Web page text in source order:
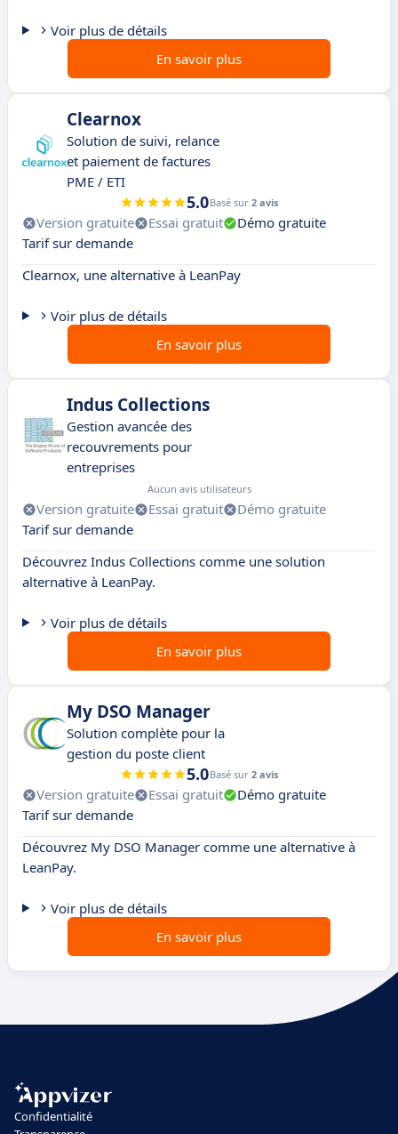
Voir plus de détails
En savoir plus
Clearnox
Solution de suivi, relance
et paiement de factures
PME / ETI
5.0Basé sur 2 avis
Version gratuite Essai gratuit
Démo gratuite
Tarif sur demande
Clearnox, une alternative à LeanPay
Voir plus de détails
En savoir plus
Indus Collections
Gestion avancée des
recouvrements pour
entreprises
Aucun avis utilisateurs
Version gratuite Essai gratuit
Démo gratuite
Tarif sur demande
Découvrez Indus Collections comme une solution
alternative à LeanPay.
Voir plus de détails
En savoir plus
My DSO Manager
Solution complète pour la
gestion du poste client
5.0Basé sur 2 avis
Version gratuite Essai gratuit
Démo gratuite
Tarif sur demande
Découvrez My DSO Manager comme une alternative à
LeanPay.
Voir plus de détails
En savoir plus
Confidentialité